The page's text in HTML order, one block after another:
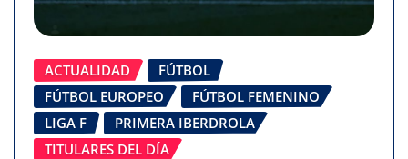
ACTUALIDAD
FÚTBOL
FÚTBOL EUROPEO
FÚTBOL FEMENINO
LIGA F
PRIMERA IBERDROLA
TITULARES DEL DÍA